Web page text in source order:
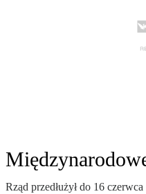
Rząd przedłużył do 16